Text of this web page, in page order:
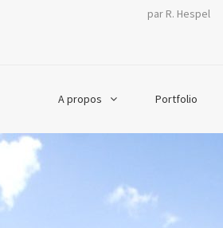
par R. Hespel
A propos Portfolio